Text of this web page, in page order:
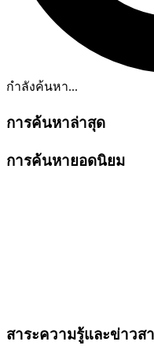
กำลังค้นหา...
การค้นหาล่าสุด
การค้นหายอดนิยม
สาระความรู้และข่าวส